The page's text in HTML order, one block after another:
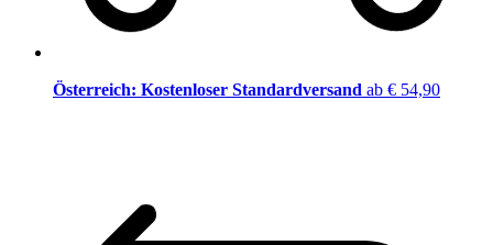
Österreich: Kostenloser Standardversand ab € 54,90